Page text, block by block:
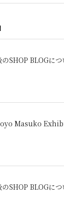
のSHOP BLOGにつ
Masuko
のSHOP BLOGにつ